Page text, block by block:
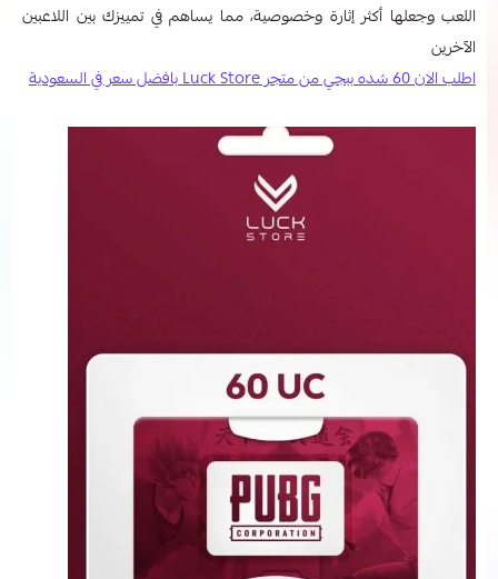
اللعب وجعلها أكثر إثارة وخصوصية، مما يساهم في تمييزك بين اللاعبين
الآخرين
اطلب الان 60 شده ببجي من متجر Luck Store بافضل سعر في السعودية